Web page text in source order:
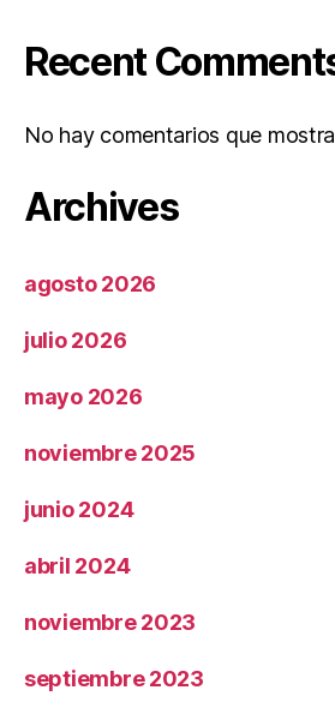
Recent
No hay comentarios que
Archives
agosto 2026
julio 2026
mayo 2026
noviembre 2025
junio 2024
abril 2024
noviembre 2023
septiembre 2023